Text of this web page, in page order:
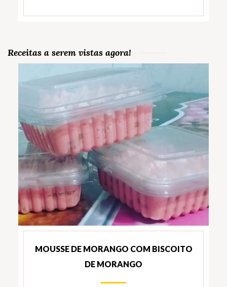
Receitas a serem vistas agora!
MOUSSE DE MORANGO COM BISCOITO
DE MORANGO